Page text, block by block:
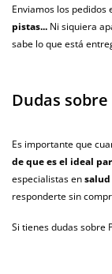
Enviamos los
pistas... Ni siquiera
sabe lo que está
Dudas
Es importante que
de que es el ideal
especialistas ensalud
responderte sin
Si tienes dudas sobre